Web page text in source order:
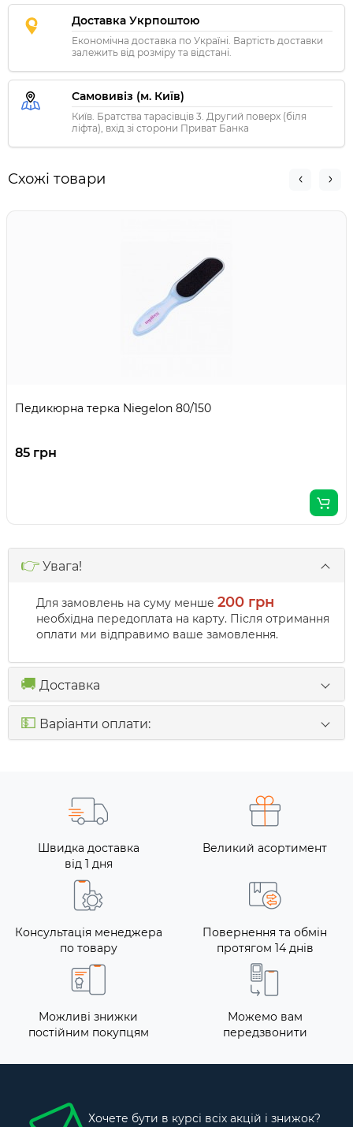
Доставка Укрпоштою
Економічна доставка по Україні. Вартість доставки
залежить від розміру та відстані.
Самовивіз (м. Київ)
Київ. Братства тарасівців 3. Другий поверх (біля
ліфта), вхід зі сторони Приват Банка
Схожі товари
Педикюрна терка Niegelon 80/150
85 грн
👉 Увага!
Для замовлень на суму менше 200 грн
необхідна передоплата на карту. Після отримання
оплати ми відправимо ваше замовлення.
🚚 Доставка
💵 Варіанти оплати:
Швидка доставка
від 1 дня
Великий асортимент
Консультація менеджера
по товару
Повернення та обмін
протягом 14 днів
Можливі знижки
постійним покупцям
Можемо вам
передзвонити
Хочете бути в курсі всіх акцій і знижок?